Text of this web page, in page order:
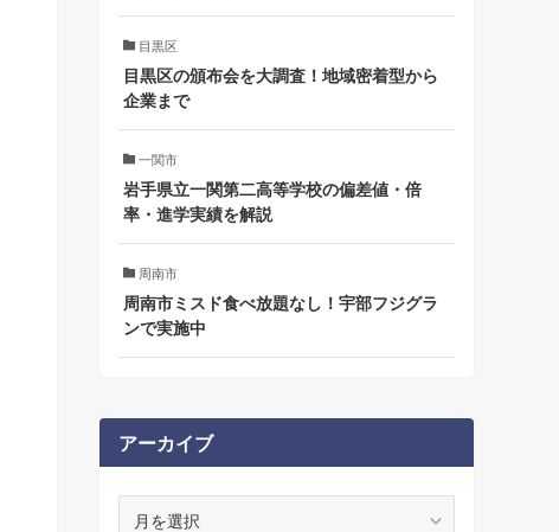
目黒区
目黒区の頒布会を大調査！地域密着型から
企業まで
一関市
岩手県立一関第二高等学校の偏差値・倍
率・進学実績を解説
周南市
周南市ミスド食べ放題なし！宇部フジグラ
ンで実施中
アーカイブ